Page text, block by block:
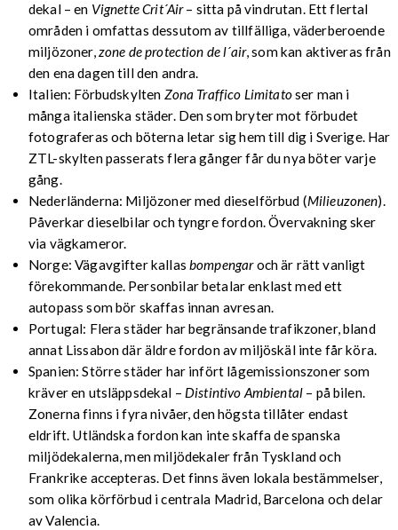
dekal – en Vignette Crit´Air– sitta på vindrutan. Ett flertal
områden i omfattas dessutom av tillfälliga, väderberoende
miljözoner,zone de protection de l´air, som kan aktiveras från
den ena dagen till den andra.
Italien: Förbudskylten Zona Traffico Limitatoser man i
många italienska städer. Den som bryter mot förbudet
fotograferas och böterna letar sig hem till dig i Sverige. Har
ZTL-skylten passerats flera gånger får du nya böter varje
gång.
Nederländerna: Miljözoner med dieselförbud (Milieuzonen).
Påverkar dieselbilar och tyngre fordon. Övervakning sker
via vägkameror.
Norge: Vägavgifter kallasbompengaroch är rätt vanligt
förekommande. Personbilar betalar enklast med ett
autopass som bör skaffas innan avresan.
Portugal: Flera städer har begränsande trafikzoner, bland
annat Lissabon där äldre fordon av miljöskäl inte får köra.
Spanien: Större städer har infört lågemissionszoner som
kräver en utsläppsdekal – Distintivo Ambiental – på bilen.
Zonerna finns i fyra nivåer, den högsta tillåter endast
eldrift. Utländska fordon kan inte skaffa de spanska
miljödekalerna, men miljödekaler från Tyskland och
Frankrike accepteras. Det finns även lokala bestämmelser,
som olika körförbud i centrala Madrid, Barcelona och delar
av Valencia.